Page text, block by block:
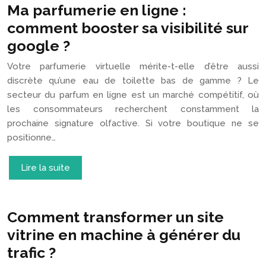
Ma parfumerie en ligne :
comment booster sa visibilité sur
google ?
Votre parfumerie virtuelle mérite-t-elle d’être aussi
discrète qu’une eau de toilette bas de gamme ? Le
secteur du parfum en ligne est un marché compétitif, où
les consommateurs recherchent constamment la
prochaine signature olfactive. Si votre boutique ne se
positionne…
Lire la suite
Comment transformer un site
vitrine en machine à générer du
trafic ?